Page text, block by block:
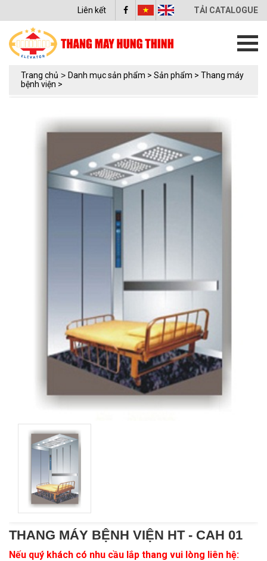
TẢI CATALOGUE
Liên kết
Trang chủ > Danh mục sản phẩm > Sản phẩm > Thang máy
bệnh viện >
THANG MÁY BỆNH VIỆN HT - CAH 01
Nếu quý khách có nhu cầu lắp thang vui lòng liên hệ: